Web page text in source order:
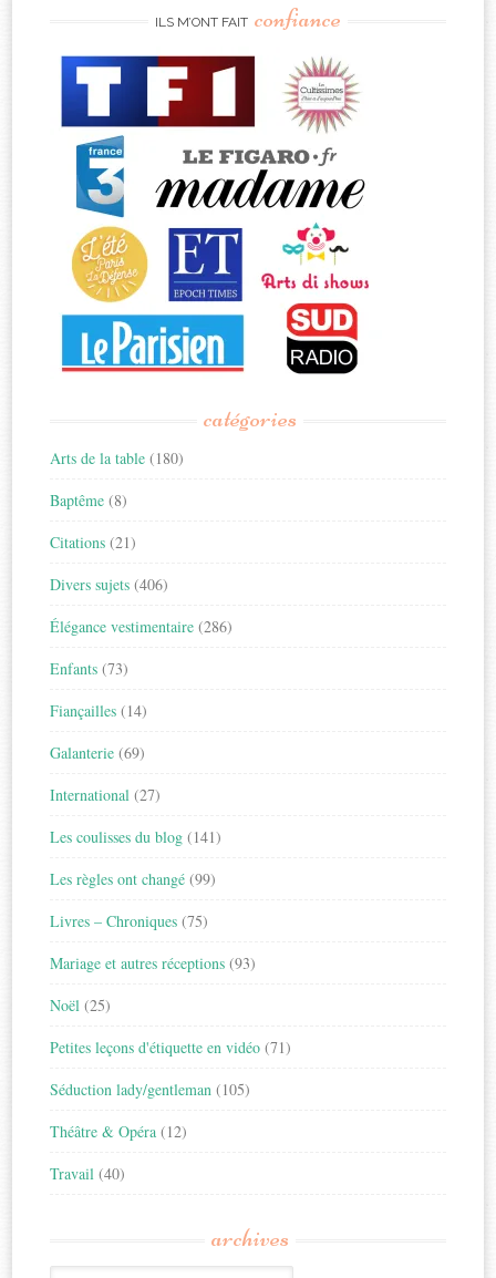
ILS M’ONT FAIT confiance
catégories
Arts de la table (180)
Baptême (8)
Citations (21)
Divers sujets (406)
Élégance vestimentaire (286)
Enfants (73)
Fiançailles (14)
Galanterie (69)
International (27)
Les coulisses du blog (141)
Les règles ont changé (99)
Livres – Chroniques (75)
Mariage et autres réceptions (93)
Noël (25)
Petites leçons d'étiquette en vidéo (71)
Séduction lady/gentleman (105)
Théâtre & Opéra (12)
Travail (40)
archives